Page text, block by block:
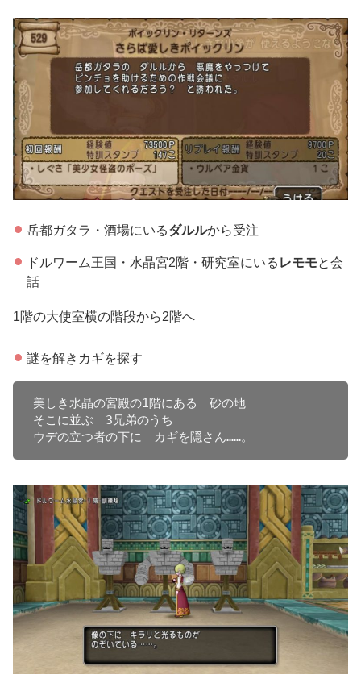
ダルル
ふくめんバニー
荒ぶ
る鉄パイプ
ーチョ）
オーラ感知器
トトワ
オーラ感知器
盗賊対策用のワナ
盗賊対策用のワナ
テテケ
フォン・バルディ
ダルル
「ダークポイックリン」
攻略ポイント
岳都ガタラ・酒場にいるダルルから受注
ドルワーム王国・水晶宮2階・研究室にいる レモモと会
話
1階の大使室横の階段から2階へ
謎を解きカギを探す
美しき水晶の宮殿の1階にある　砂の地
そこに並ぶ　3兄弟のうち
ウデの立つ者の下に　カギを隠さん……。